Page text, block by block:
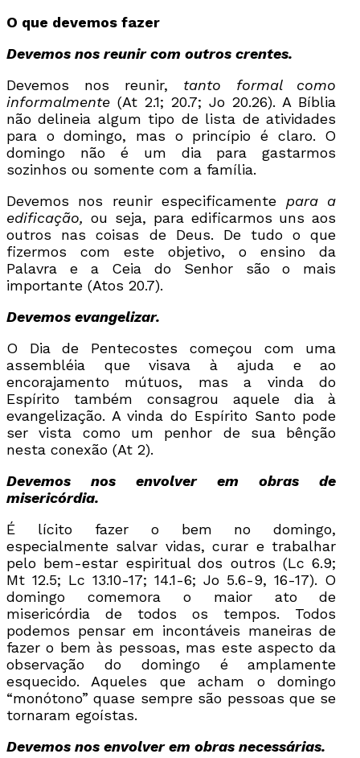
O que devemos fazer
Devemos nos reunir com outros crentes.
Devemos nos reunir, tanto formal como
informalmente (At 2.1; 20.7; Jo 20.26). A Bíblia
não delineia algum tipo de lista de atividades
para o domingo, mas o princípio é claro. O
domingo não é um dia para gastarmos
sozinhos ou somente com a família.
Devemos nos reunir especificamente para a
edificação, ou seja, para edificarmos uns aos
outros nas coisas de Deus. De tudo o que
fizermos com este objetivo, o ensino da
Palavra e a Ceia do Senhor são o mais
importante (Atos 20.7).
Devemos evangelizar.
O Dia de Pentecostes começou com uma
assembléia que visava à ajuda e ao
encorajamento mútuos, mas a vinda do
Espírito também consagrou aquele dia à
evangelização. A vinda do Espírito Santo pode
ser vista como um penhor de sua bênção
nesta conexão (At 2).
Devemos nos envolver em obras de
misericórdia.
É lícito fazer o bem no domingo,
especialmente salvar vidas, curar e trabalhar
pelo bem-estar espiritual dos outros (Lc 6.9;
Mt 12.5; Lc 13.10-17; 14.1-6; Jo 5.6-9, 16-17). O
domingo comemora o maior ato de
misericórdia de todos os tempos. Todos
podemos pensar em incontáveis maneiras de
fazer o bem às pessoas, mas este aspecto da
observação do domingo é amplamente
esquecido. Aqueles que acham o domingo
“monótono” quase sempre são pessoas que se
tornaram egoístas.
Devemos nos envolver em obras necessárias.